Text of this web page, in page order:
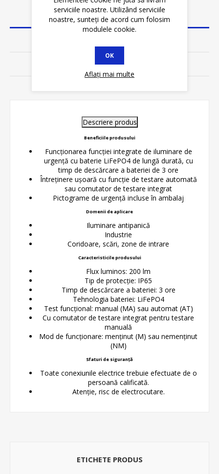
DETALII
REVIEWS
Descriere produs
Beneficiile produsului
Funcționarea funcției integrate de iluminare de
urgență cu baterie LiFePO4 de lungă durată, cu
timp de descărcare a bateriei de 3 ore
Întreținere ușoară cu funcție de testare automată
sau comutator de testare integrat
Pictograme de urgență incluse în ambalaj
Domenii de aplicare
Iluminare antipanică
Industrie
Coridoare, scări, zone de intrare
Caracteristicile produsului
Flux luminos: 200 lm
Tip de protecție: IP65
Timp de descărcare a bateriei: 3 ore
Tehnologia bateriei: LiFePO4
Test funcțional: manual (MA) sau automat (AT)
Cu comutator de testare integrat pentru testare
manuală
Mod de funcționare: menținut (M) sau nemenținut
(NM)
Sfaturi de siguranță
Toate conexiunile electrice trebuie efectuate de o
persoană calificată.
Atenție, risc de electrocutare.
ETICHETE PRODUS
serviciile noastre. Utilizând serviciile
noastre, sunteți de acord cum folosim
modulele cookie.
OK
Aflați mai multe